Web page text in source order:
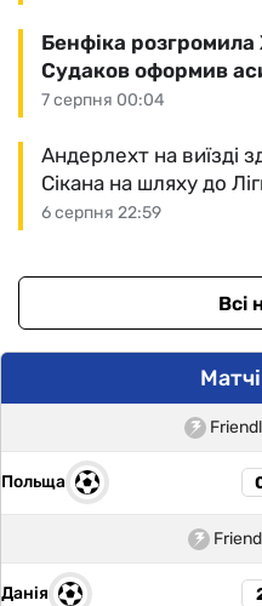
7 серпня 00:04
Бенфіка розгромила
Судаков оформив
6 серпня 22:59
Андерлехт на виїзді
Сікана на шляху до
Всі
Польща
Данія